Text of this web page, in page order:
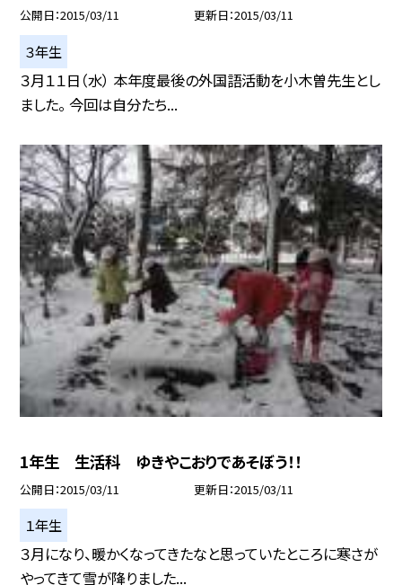
公開日 2015/03/11 更新日 2015/03/11
３年生
３月１１日（水） 本年度最後の外国語活動を小木曽先生とし
ました。 今回は自分たち...
1年生 生活科 ゆきやこおりであそぼう！！
公開日 2015/03/11 更新日 2015/03/11
１年生
３月になり、暖かくなってきたなと思っていたところに寒さが
やってきて雪が降りました...